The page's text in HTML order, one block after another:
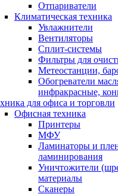
Отпариватели
Климатическая техника
Увлажнители
Вентиляторы
Сплит-системы
Фильтры для
Метеостанции,
Обогреватели
инфракрасные,
для офиса и торговли
Офисная техника
Принтеры
МФУ
Ламинаторы и
ламинирования
Уничтожители
материалы
Сканеры